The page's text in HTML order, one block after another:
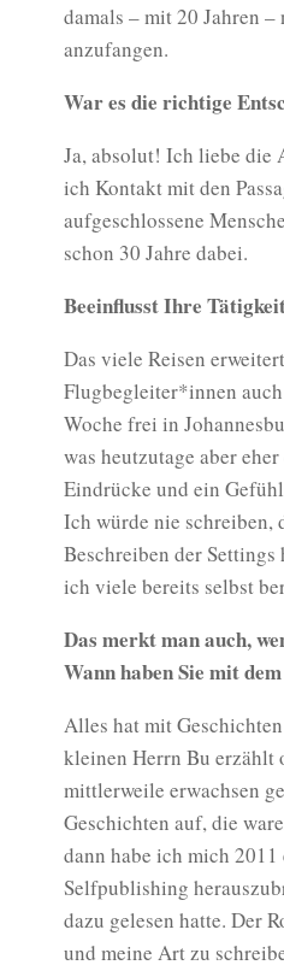
damals – mit 20 Jahren
anzufangen.
War es die richtige
Ja, absolut! Ich liebe die
ich Kontakt mit den
aufgeschlossene
schon 30 Jahre dabei.
Beeinflusst Ihre
Das viele Reisen
Flugbegleiter*innen
Woche frei in
was heutzutage aber
Eindrücke und ein
Ich würde nie schreiben,
Beschreiben der
ich viele bereits selbst
Das merkt man auch,
Wann haben Sie mit
Alles hat mit
kleinen Herrn Bu erzählt
mittlerweile erwachsen
Geschichten auf, die
dann habe ich mich
Selfpublishing
dazu gelesen hatte. Der
und meine Art zu